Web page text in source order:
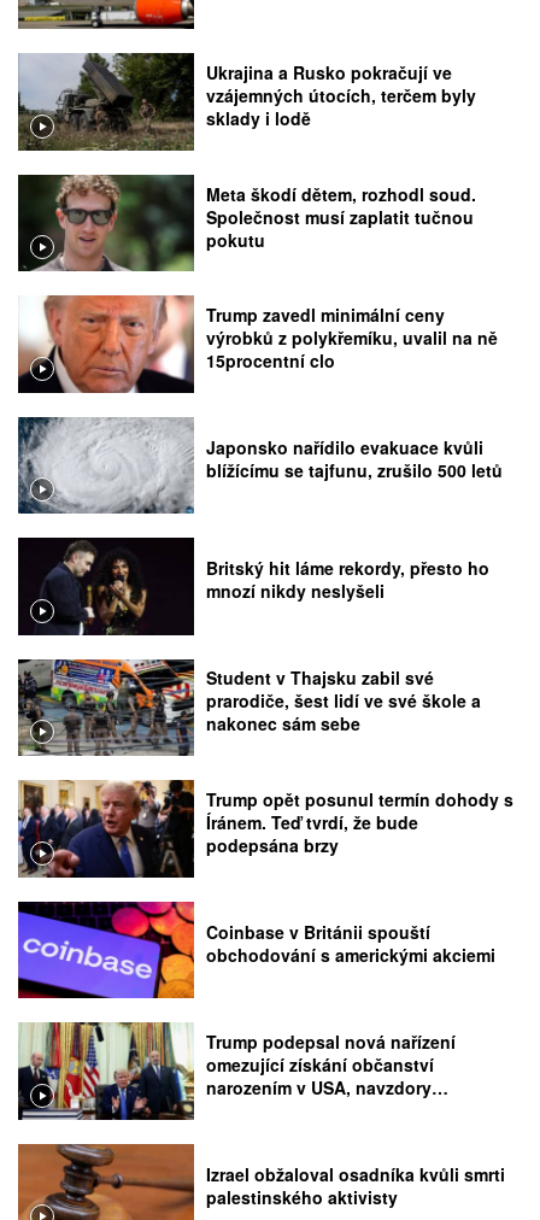
Ukrajina a Rusko pokračují ve
vzájemných útocích, terčem byly
sklady i lodě
Meta škodí dětem, rozhodl soud.
Společnost musí zaplatit tučnou
pokutu
Trump zavedl minimální ceny
výrobků z polykřemíku, uvalil na ně
15procentní clo
Japonsko nařídilo evakuace kvůli
blížícímu se tajfunu, zrušilo 500 letů
Britský hit láme rekordy, přesto ho
mnozí nikdy neslyšeli
Student v Thajsku zabil své
prarodiče, šest lidí ve své škole a
nakonec sám sebe
Trump opět posunul termín dohody s
Íránem. Teď tvrdí, že bude
podepsána brzy
Coinbase v Británii spouští
obchodování s americkými akciemi
Trump podepsal nová nařízení
omezující získání občanství
narozením v USA, navzdory
Izrael obžaloval osadníka kvůli smrti
palestinského aktivisty